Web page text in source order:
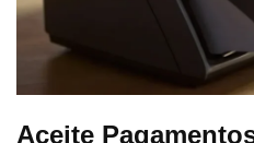
Aceite